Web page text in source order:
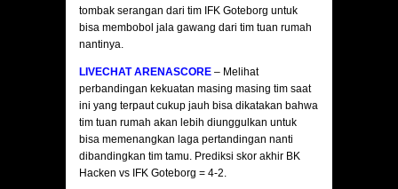
tombak serangan dari tim IFK Goteborg untuk
bisa membobol jala gawang dari tim tuan rumah
nantinya.
LIVECHAT ARENASCORE – Melihat
perbandingan kekuatan masing masing tim saat
ini yang terpaut cukup jauh bisa dikatakan bahwa
tim tuan rumah akan lebih diunggulkan untuk
bisa memenangkan laga pertandingan nanti
dibandingkan tim tamu. Prediksi skor akhir BK
Hacken vs IFK Goteborg = 4-2.